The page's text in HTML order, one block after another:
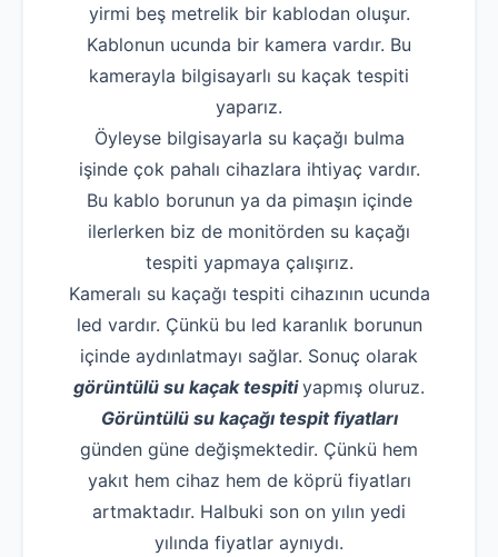
yirmi beş metrelik bir kablodan oluşur.
Kablonun ucunda bir kamera vardır. Bu
kamerayla bilgisayarlı su kaçak tespiti
yaparız.
Öyleyse bilgisayarla su kaçağı bulma
işinde çok pahalı cihazlara ihtiyaç vardır.
Bu kablo borunun ya da pimaşın içinde
ilerlerken biz de monitörden su kaçağı
tespiti yapmaya çalışırız.
Kameralı su kaçağı tespiti cihazının ucunda
led vardır. Çünkü bu led karanlık borunun
içinde aydınlatmayı sağlar. Sonuç olarak
görüntülü su kaçak tespitiyapmış oluruz.
Görüntülü su kaçağı tespit fiyatları
günden güne değişmektedir. Çünkü hem
yakıt hem cihaz hem de köprü fiyatları
artmaktadır. Halbuki son on yılın yedi
yılında fiyatlar aynıydı.